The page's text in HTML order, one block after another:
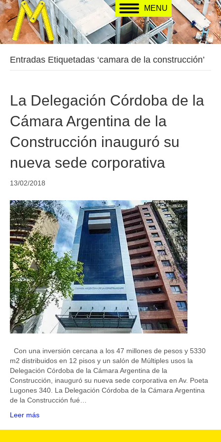
MENU
Entradas Etiquetadas ‘camara de la construcción’
La Delegación Córdoba de la
Cámara Argentina de la
Construcción inauguró su
nueva sede corporativa
13/02/2018
Con una inversión cercana a los 47 millones de pesos y 5330
m2 distribuidos en 12 pisos y un salón de Múltiples usos la
Delegación Córdoba de la Cámara Argentina de la
Construcción, inauguró su nueva sede corporativa en Av. Poeta
Lugones 340. La Delegación Córdoba de la Cámara Argentina
de la Construcción fué…
Leer más